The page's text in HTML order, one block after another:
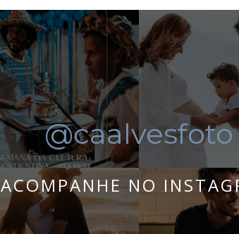
@caalvesfoto
ACOMPANHE NO